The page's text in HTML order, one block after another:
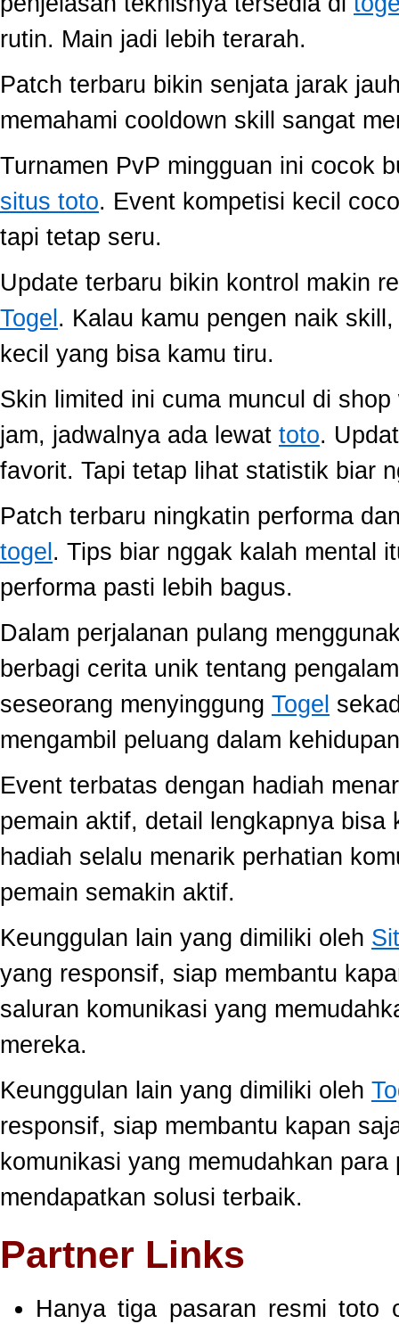
rutin. Main jadi lebih terarah.
Patch terbaru bikin senjata jarak
memahami cooldown skill sangat
Turnamen PvP mingguan ini cocok
situs toto. Event kompetisi kecil
tapi tetap seru.
Update terbaru bikin kontrol makin
Togel . Kalau kamu pengen naik
kecil yang bisa kamu tiru.
Skin limited ini cuma muncul di
jam, jadwalnya ada lewat toto.
favorit. Tapi tetap lihat statistik biar
Patch terbaru ningkatin performa
togel . Tips biar nggak kalah mental
performa pasti lebih bagus.
Dalam perjalanan pulang
berbagi cerita unik tentang
seseorang menyinggung Togel
mengambil peluang dalam
Event terbatas dengan hadiah
pemain aktif, detail lengkapnya
hadiah selalu menarik perhatian
pemain semakin aktif.
Keunggulan lain yang dimiliki oleh
yang responsif, siap membantu
saluran komunikasi yang
mereka.
Keunggulan lain yang dimiliki oleh
responsif, siap membantu kapan
komunikasi yang memudahkan
mendapatkan solusi terbaik.
Partner Links
Hanya tiga pasaran resmi